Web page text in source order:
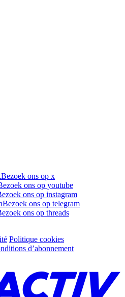
Bezoek ons op x
ons op youtube
ons op instagram
Bezoek ons op telegram
ons op threads
Politique cookies
d’abonnement